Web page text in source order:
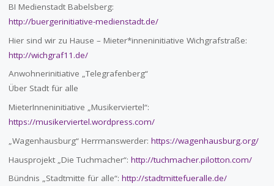
BI Medienstadt Babelsberg:
http://buergerinitiative-medienstadt.de/
Hier sind wir zu Hause – Mieter*inneninitiative Wichgrafstraße:
http://wichgraf11.de/
Anwohnerinitiative „Telegrafenberg“
Über Stadt für alle
MieterInneninitiative „Musikerviertel“:
https://musikerviertel.wordpress.com/
„Wagenhausburg“ Herrmanswerder: https://wagenhausburg.org/
Hausprojekt „Die Tuchmacher“: http://tuchmacher.pilotton.com/
Bündnis „Stadtmitte für alle“: http://stadtmittefueralle.de/